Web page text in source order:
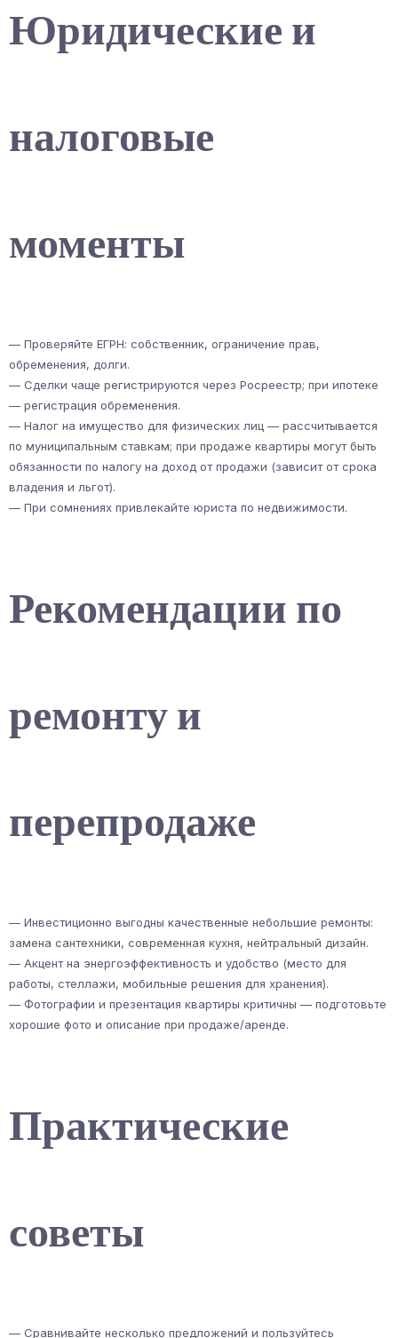
Юридические и
налоговые
моменты
— Проверяйте ЕГРН: собственник, ограничение прав,
обременения, долги.
— Сделки чаще регистрируются через Росреестр; при ипотеке
— регистрация обременения.
— Налог на имущество для физических лиц — рассчитывается
по муниципальным ставкам; при продаже квартиры могут быть
обязанности по налогу на доход от продажи (зависит от срока
владения и льгот).
— При сомнениях привлекайте юриста по недвижимости.
Рекомендации по
ремонту и
перепродаже
— Инвестиционно выгодны качественные небольшие ремонты:
замена сантехники, современная кухня, нейтральный дизайн.
— Акцент на энергоэффективность и удобство (место для
работы, стеллажи, мобильные решения для хранения).
— Фотографии и презентация квартиры критичны — подготовьте
хорошие фото и описание при продаже/аренде.
Практические
советы
— Сравнивайте несколько предложений и пользуйтесь